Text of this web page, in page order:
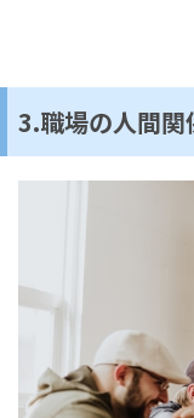
3.職場の人間関